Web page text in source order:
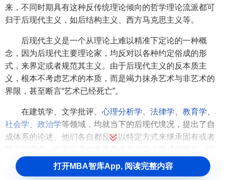
来，不同时期具有这种反传统理论倾向的哲学理论流派都可
归于后现代主义，如后结构主义、西方马克思主义等。
后现代主义是一个从理论上难以精准下定论的一种概
念，因为后现代主要理论家，均反对以各种约定俗成的形
式，来界定或者规范其主义。由于后现代主义的反本质主
义，根本不考虑艺术的本质，而是竭力抹杀艺术与非艺术的
界限，甚至断言“艺术已经死亡”。
在建筑学、文学批评、 心理分析学 法律学 教育学
社会学
政治学等领域，均就当下的后现代境况，提出了自
成体系的论述。他们各自都反对以特定方式来继承固有或者
此要为后现代主义进行精辟且公式化的解说是无法完成的。
若以单纯的历史发展角度来说，最早出现后现代主义的是哲
打开MBA智库App, 阅读完整内容